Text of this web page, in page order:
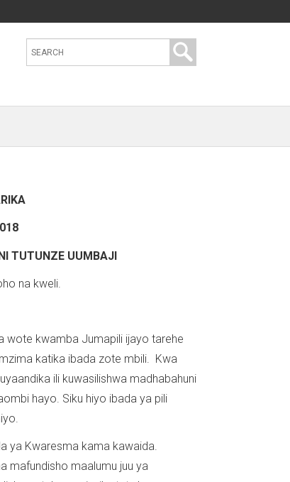
S
e
r
h
t
TUTUNZE UUMBAJI
na kweli.
wote kwamba Jumapili ijayo tarehe
katika ibada zote mbili. Kwa
ili kuwasilishwa madhabahuni
hayo. Siku hiyo ibada ya pili
ya Kwaresma kama kawaida.
mafundisho maalumu juu ya